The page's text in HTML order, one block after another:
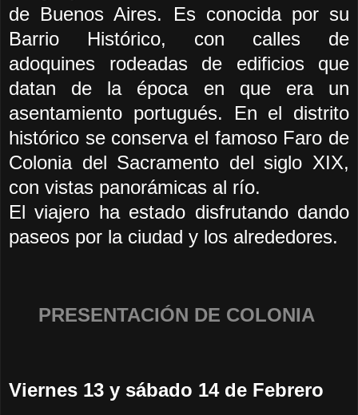
de Buenos Aires. Es conocida por su
Barrio Histórico, con calles de
adoquines rodeadas de edificios que
datan de la época en que era un
asentamiento portugués. En el distrito
histórico se conserva el famoso Faro de
Colonia del Sacramento del siglo XIX,
con vistas panorámicas al río.
El viajero ha estado disfrutando dando
paseos por la ciudad y los alrededores.
PRESENTACIÓN DE COLONIA
Viernes 13 y sábado 14 de Febrero